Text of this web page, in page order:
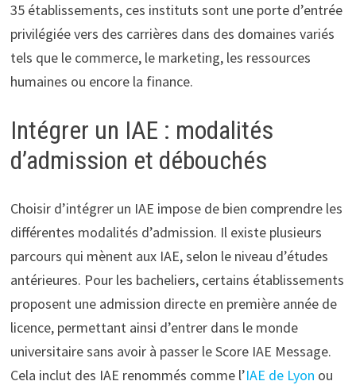
35 établissements, ces instituts sont une porte d’entrée
privilégiée vers des carrières dans des domaines variés
tels que le commerce, le marketing, les ressources
humaines ou encore la finance.
Intégrer un IAE : modalités
d’admission et débouchés
Choisir d’intégrer un IAE impose de bien comprendre les
différentes modalités d’admission. Il existe plusieurs
parcours qui mènent aux IAE, selon le niveau d’études
antérieures. Pour les bacheliers, certains établissements
proposent une admission directe en première année de
licence, permettant ainsi d’entrer dans le monde
universitaire sans avoir à passer le Score IAE Message.
Cela inclut des IAE renommés comme l’IAE de Lyon ou